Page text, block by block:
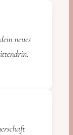
neues